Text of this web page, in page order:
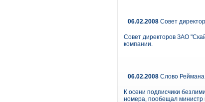
06.02.2008 Совет
Совет директоров ЗАО
компании.
06.02.2008 Слово Реймана
К осени подписчики
номера, пообещал министр